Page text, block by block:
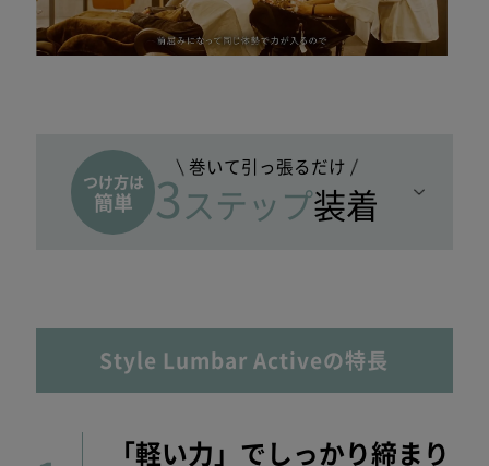
つけ方は
簡単
巻いて引っ張るだけ
3 ステップ装着
Style Lumbar Activeの特長
「軽い力」でしっかり締まり